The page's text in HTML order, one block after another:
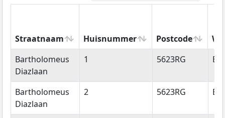
Straatnaam Huisnummer Postcode
Straatnaam
Huisnummer Postcode
Bartholomeus
Diazlaan
1 5623RG
Bartholomeus
Diazlaan
2 5623RG